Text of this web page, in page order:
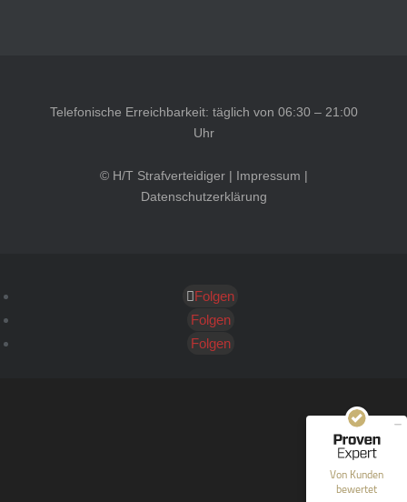
Telefonische Erreichbarkeit: täglich von 06:30 – 21:00
Uhr
© H/T Strafverteidiger | Impressum |
Datenschutzerklärung
Folgen
Folgen
Folgen
Von Kunden
bewertet
Kundenbewertungen und Erfahrungen zu
SEHR GUT
40
Bewertungen auf
ProvenExpert.com